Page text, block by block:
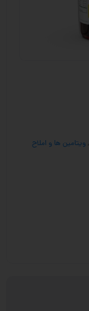
ویتامین ها و املاح